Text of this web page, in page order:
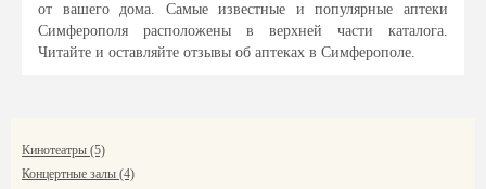
от вашего дома. Самые известные и популярные аптеки
Симферополя расположены в верхней части каталога.
Читайте и оставляйте отзывы об аптеках в Симферополе.
Кинотеатры (5)
Концертные залы (4)